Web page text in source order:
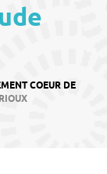
COEUR DE